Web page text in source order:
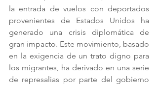
la entrada de vuelos con deportados
provenientes de Estados Unidos ha
generado una crisis diplomática de
gran impacto. Este movimiento, basado
en la exigencia de un trato digno para
los migrantes, ha derivado en una serie
de represalias por parte del gobierno